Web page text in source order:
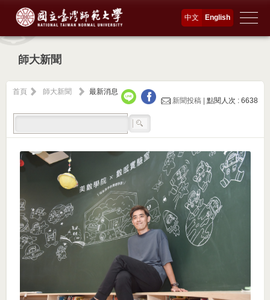
English
中文
師大新聞
首頁 師大新聞
最新消息
新聞投稿 |點閱人次 : 6638